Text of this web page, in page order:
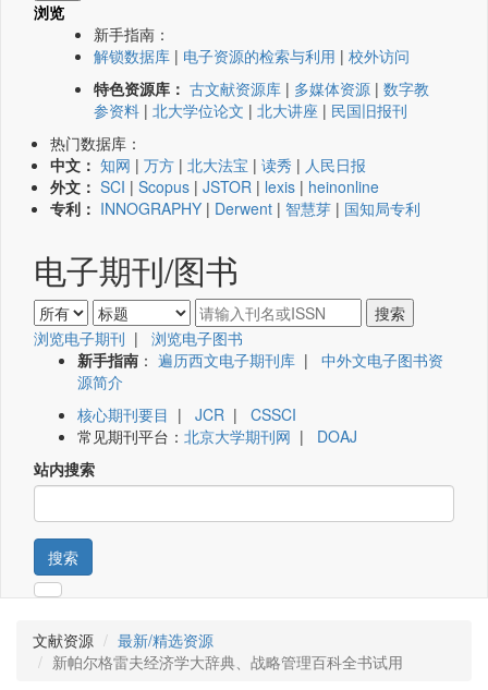
浏览
新手指南：
解锁数据库 | 电子资源的检索与利用 | 校外访问
特色资源库： 古文献资源库 | 多媒体资源 | 数字教
参资料 | 北大学位论文 | 北大讲座 | 民国旧报刊
热门数据库：
中文： 知网 | 万方 | 北大法宝 | 读秀 | 人民日报
外文： SCI | Scopus | JSTOR | lexis | heinonline
专利： INNOGRAPHY | Derwent | 智慧芽 | 国知局专利
电子期刊/图书
浏览电子期刊 | 浏览电子图书
新手指南 ： 遍历西文电子期刊库 | 中外文电子图书资
源简介
核心期刊要目 | JCR | CSSCI
常见期刊平台： 北京大学期刊网 | DOAJ
站内搜索
搜索
文献资源
最新/精选资源
新帕尔格雷夫经济学大辞典、战略管理百科全书试用